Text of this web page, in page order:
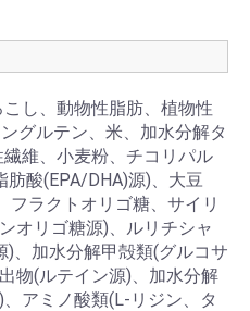
し、動物性脂肪、植物性
グルテン、米、加水分解タ
維、小麦粉、チコリパル
酸(EPA/DHA)源)、大豆
フラクトオリゴ糖、サイリ
オリゴ糖源)、ルリチシャ
、加水分解甲殻類(グルコサ
物(ルテイン源)、加水分解
アミノ酸類(L-リジン、タ